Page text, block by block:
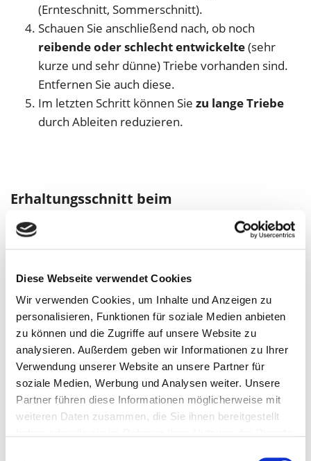
Diese Webseite verwendet Cookies
Wir verwenden Cookies, um Inhalte und Anzeigen zu
personalisieren, Funktionen für soziale Medien anbieten
zu können und die Zugriffe auf unsere Website zu
analysieren. Außerdem geben wir Informationen zu Ihrer
Verwendung unserer Website an unsere Partner für
soziale Medien, Werbung und Analysen weiter. Unsere
Partner führen diese Informationen möglicherweise mit
weiteren Daten zusammen, die Sie ihnen bereitgestellt
(Ernteschnitt, Sommerschnitt).
Schauen Sie anschließend nach, ob noch
reibende oder schlecht entwickelte(sehr
kurze und sehr dünne) Triebe vorhanden sind.
Entfernen Sie auch diese.
Im letzten Schritt können Sie zu lange Triebe
durch Ableiten reduzieren.
Erhaltungsschnitt beim
Beim Hochstamm entspringen die Triebe „eine Etage
Hochstammsnur auslichtend, so wie bei
Sträuchern. Das bedeutet, nach innen wachsende
Triebe, reibende, schlecht entwickelte und alte Triebe
werden herausgeschnitten. Der Schnitt wirdauf
Astring
ausgeführt. Längere Triebe können Sie über
das Ableiten reduzieren. Wenn Triebe unterhalb der
Veredelungsstelle entspringen, sollten Sie diese noch
im selben Jahr ausreißen.